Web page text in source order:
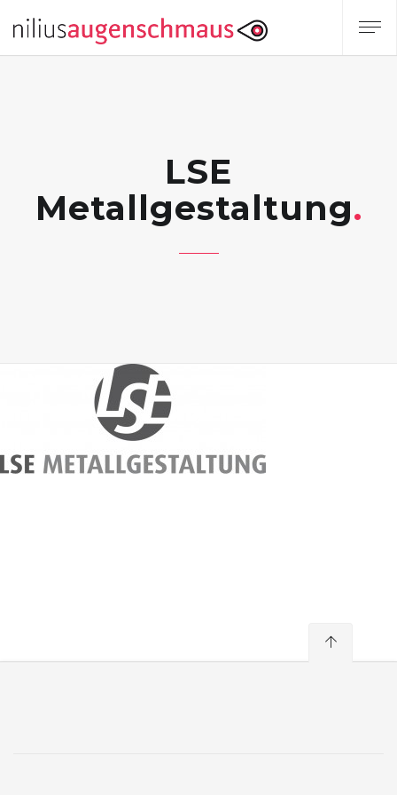
LSE
Metallgestaltung